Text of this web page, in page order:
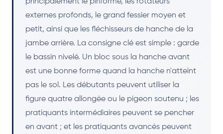
externes profonds, le grand fessier moyen et
petit, ainsi que les fléchisseurs de hanche de la
jambe arrière. La consigne clé est simple : garde
le bassin nivelé. Un bloc sous la hanche avant
est une bonne forme quand la hanche n'atteint
pas le sol. Les débutants peuvent utiliser la
figure quatre allongée ou le pigeon soutenu ; les
pratiquants intermédiaires peuvent se pencher
en avant ; et les pratiquants avancés peuvent